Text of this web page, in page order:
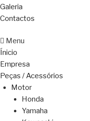
Galeria
Contactos
Menu
Ínicio
Empresa
Peças / Acessórios
Motor
Honda
Yamaha